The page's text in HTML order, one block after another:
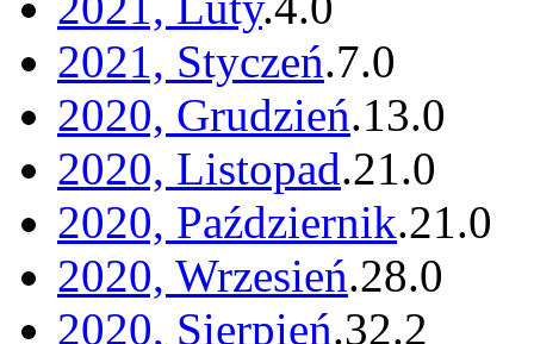
2021, Styczeń.7.0
2020, Grudzień.13.0
2020, Listopad.21.0
2020, Październik.21.0
2020, Wrzesień.28.0
2020, Sierpień.32.2